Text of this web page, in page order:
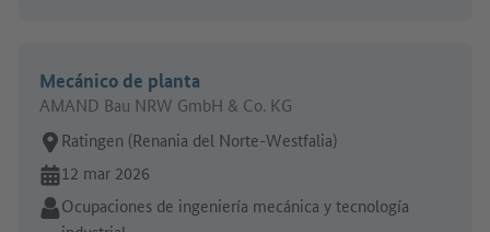
Mecánico de planta
AMAND Bau NRW GmbH & Co. KG
Lugar de trabajo:
Ratingen (Renania del Norte-Westfalia)
En línea desde:
12 mar 2026
Sector:
Ocupaciones de ingeniería mecánica y tecnología